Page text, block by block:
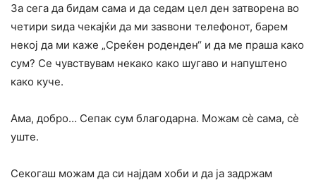
За сега да бидам сама и да седам цел ден затворена во
четири ѕида чекајќи да ми заѕвони телефонот, барем
некој да ми каже „Среќен роденден“ и да ме праша како
сум? Се чувствувам некако како шугаво и напуштено
како куче.
Ама, добро… Сепак сум благодарна. Можам сè самa, сè
уште.
Секогаш можам да си најдам хоби и да ја задржам